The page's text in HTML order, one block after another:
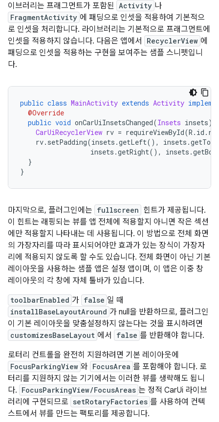
이브러리는 프래그먼트가 포함된 Activity 나
FragmentActivity 에 패딩으로 인셋을 적용하여 기본적으
로 인셋을 처리합니다. 라이브러리는 기본적으로 프래그먼트에
인셋을 적용하지 않습니다. 다음은 앱에서
RecyclerView 에
패딩으로 인셋을 적용하는 구현을 보여주는 샘플 스니펫입니
다.
public class MainActivity extends Activity
@Override
public void onCarUiInsetsChanged(Insets insets)
CarUiRecyclerView rv = requireViewById(R . id .
rv. setPadding(insets .getLeft(), insets .getTop
insets .getRight(), insets .
}
}
마지막으로, 플러그인에는 fullscreen 힌트가 제공됩니다.
이 힌트는 래핑되는 뷰를 앱 전체에 적용할지 아니면 작은 섹션
에만 적용할지 나타내는 데 사용됩니다. 이 방법으로 전체 화면
의 가장자리를 따라 표시되어야만 효과가 있는 장식이 가장자
리에 적용되지 않도록 할 수도 있습니다. 전체 화면이 아닌 기본
레이아웃을 사용하는 샘플 앱은 설정 앱이며, 이 앱은 이중 창
레이아웃의 각 창에 자체 툴바가 있습니다.
toolbarEnabled 가 false 일 때
installBaseLayoutAround 가 null을 반환하므로, 플러그인
이 기본 레이아웃을 맞춤설정하지 않는다는 것을 표시하려면
customizesBaseLayout 에서 false 를 반환해야 합니다.
로터리 컨트롤을 완전히 지원하려면 기본 레이아웃에
FocusParkingView 와 FocusArea 를 포함해야 합니다. 로
터리를 지원하지 않는 기기에서는 이러한 뷰를 생략해도 됩니
다. FocusParkingView/FocusAreas 는 정적 CarUi 라이브
러리에 구현되므로 setRotaryFactories 를 사용하여 컨텍
스트에서 뷰를 만드는 팩토리를 제공합니다.